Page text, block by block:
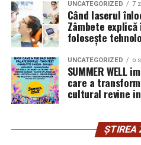
furnizor de hosting nu poate
introducă parola pe o pagină
vigilența utilizatorului rămâne
explică Horațiu Șimon, Chief
cyber_Folks România.
Subiectul a fost semnalat și
turneului, de la fraude online
operațiuni de dezinformare.
UNCATEGORIZED 7
Când laserul
Zâmbete
folosește
UNCATEGORIZED o
SUMMER WELL
care a
cultural revine
ȘTIREA